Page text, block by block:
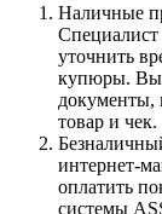
Наличные
Специалист
уточнить
купюры. Вы
документы,
товар и чек.
интернет-
оплатить
системы